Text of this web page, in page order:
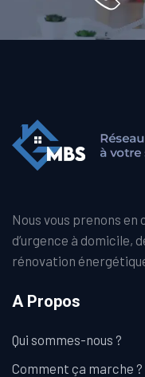
Nous vous prenons
d’urgence à domicile,
rénovation
A Propos
Qui sommes-nous ?
Comment ça marche ?